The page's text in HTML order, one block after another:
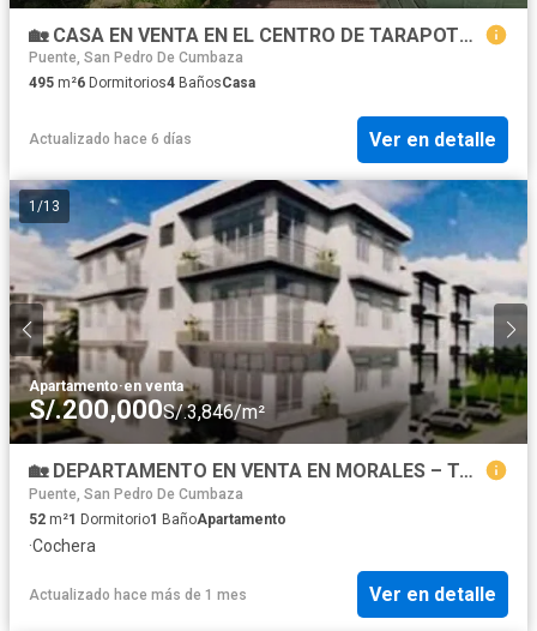
🏡 CASA EN VENTA EN EL CENTRO DE TARAPOTO – IDEAL PARA INGRESOS 💰 📍 Jr. Cabo Alberto Leveau – Tarapoto 📌 Ubicación céntrica y estratégica
Puente, San Pedro De Cumbaza
495 m²6 Dormitorios4 BañosCasa
Actualizado hace 6 días Ver en detalle
1 /13
Apartamento·en venta
S/.200,000S/.3,846/m²
🏡 DEPARTAMENTO EN VENTA EN MORALES – TARAPOTO
Puente, San Pedro De Cumbaza
52 m²1 Dormitorio1 BañoApartamento
·Cochera
Actualizado hace más de 1 mes Ver en detalle